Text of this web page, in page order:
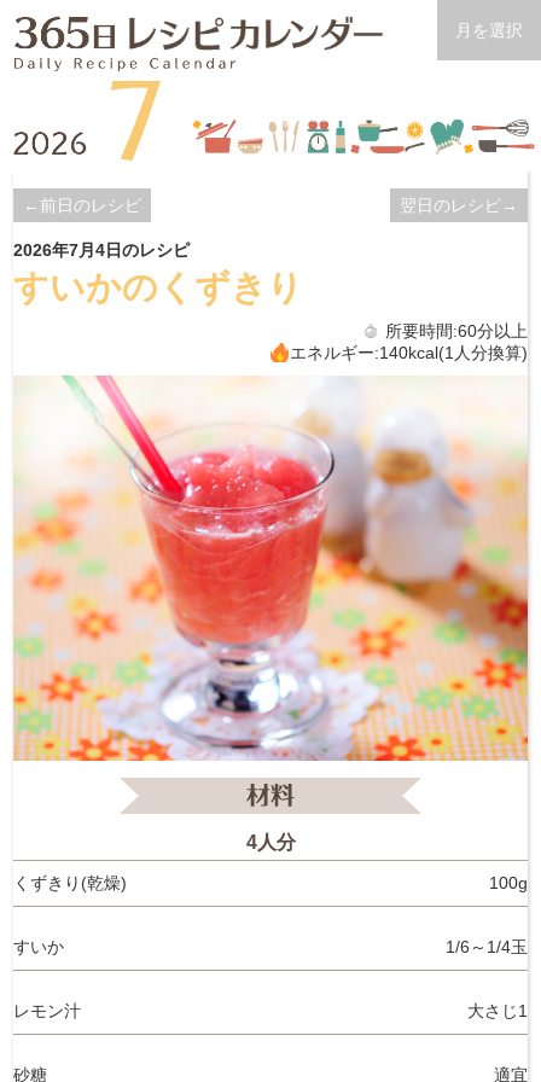
月を選択
←前日のレシピ 翌日のレシピ→
2026年7月4日のレシピ
すいかのくずきり
所要時間:60分以上
エネルギー:140kcal(1人分換算)
4人分
くずきり(乾燥) 100g
すいか 1/6～1/4玉
レモン汁 大さじ1
砂糖 適宜